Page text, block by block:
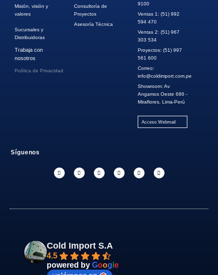
Misión, visión y
valores
Sucursales y
Distribuidoras
Trabaja con
nosotros
Política de Privacidad
Consultoría de
Proyectos
Asesoría Técnica
9100
Ventas 1: (51) 992
594 470
Ventas 2: (51) 967
303 534
Proyectos: (51) 997
561 600
Correo:
info@coldimport.com.pe
Showroom: Av
Angamos Oeste 686 -
Miraflores, Lima-Perú
Acceso Webmail
Síguenos
Cold Import S.A
4.5
powered by Goog e